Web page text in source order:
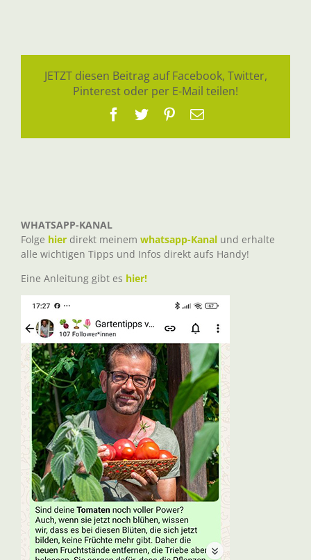
JETZT diesen Beitrag auf Facebook, Twitter,
Pinterest oder per E-Mail teilen!
Facebook
TwitterPinterest
E-
WHATSAPP-KANAL
Folge hier direkt meinem whatsapp-Kanal und erhalte
alle wichtigen Tipps und Infos direkt aufs Handy!
Eine Anleitung gibt es hier!